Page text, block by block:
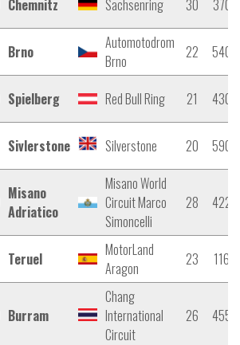
Chemnitz Sachsenring 30
3700
Brno
Automotodrom
Brno
22
5400
Spielberg Red Bull Ring 21
4300
Sivlerstone Silverstone 20 5900
Misano
Adriatico
Misano World
Circuit Marco
Simoncelli
28 4226
Teruel
MotorLand
Aragon
23 1168
Burram
Chang
International
Circuit
26 4554